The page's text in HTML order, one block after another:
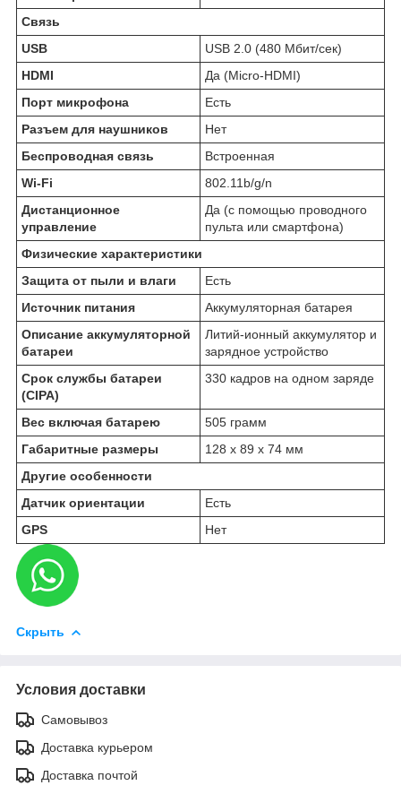
Связь
USB
USB 2.0 (480 Мбит/сек)
HDMI
Да (Micro-HDMI)
Порт микрофона
Есть
Разъем для наушников
Нет
Беспроводная связь
Встроенная
Wi-Fi
802.11b/g/n
Дистанционное
управление
Да (с помощью проводного
пульта или смартфона)
Физические характеристики
Защита от пыли и влаги
Есть
Источник питания
Аккумуляторная батарея
Описание аккумуляторной
батареи
Литий-ионный аккумулятор и
зарядное устройство
Срок службы батареи
(CIPA)
330 кадров на одном заряде
Вес включая батарею
505 грамм
Габаритные размеры
128 х 89 х 74 мм
Другие особенности
Датчик ориентации
Есть
GPS
Нет
Скрыть
Условия доставки
Самовывоз
Доставка курьером
Доставка почтой